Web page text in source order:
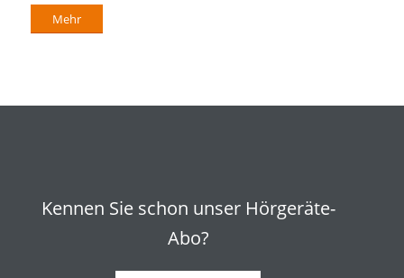
Mehr
Kennen Sie schon unser Hörgeräte-
Abo?